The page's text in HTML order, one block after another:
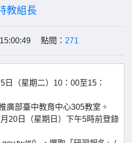
教組長
點閱： 271
日（星期二）10：00至15：
廣部臺中教育中心305教室。
20日（星期日）下午5時前登錄